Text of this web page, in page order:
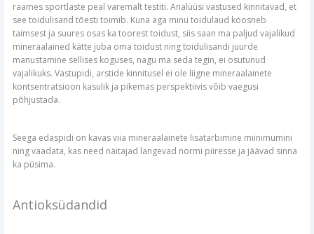
raames sportlaste peal varemalt testiti. Analüüsi vastused kinnitavad, et
see toidulisand tõesti toimib. Kuna aga minu toidulaud koosneb
taimsest ja suures osas ka toorest toidust, siis saan ma paljud vajalikud
mineraalained kätte juba oma toidust ning toidulisandi juurde
manustamine sellises koguses, nagu ma seda tegin, ei osutunud
vajalikuks. Vastupidi, arstide kinnitusel ei ole liigne mineraalainete
kontsentratsioon kasulik ja pikemas perspektiivis võib vaegusi
põhjustada.
Seega edaspidi on kavas viia mineraalainete lisatarbimine miinimumini
ning vaadata, kas need näitajad langevad normi piiresse ja jäävad sinna
ka püsima.
Antioksüdandid